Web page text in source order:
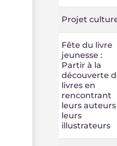
Projet
Fête du livre
jeunesse :
Partir à la
découverte
livres en
rencontrant
leurs
leurs
illustrateurs